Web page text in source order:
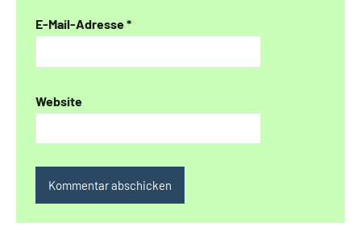
E-Mail-Adresse*
Website